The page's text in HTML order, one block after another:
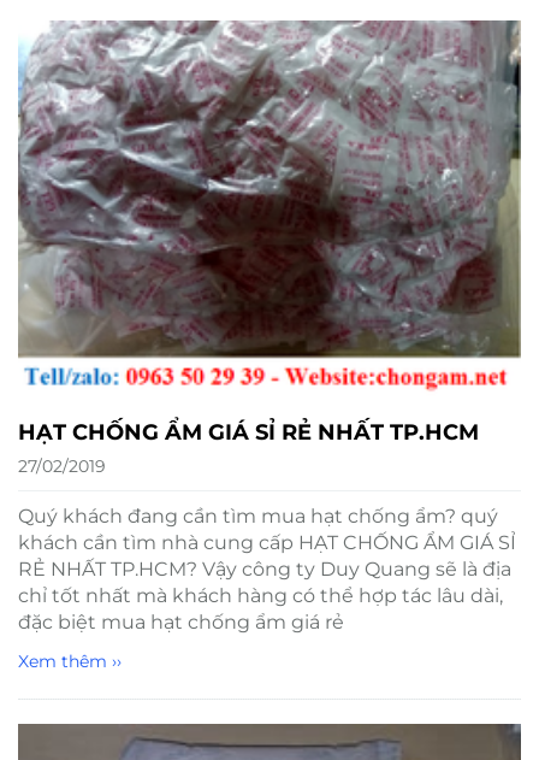
HẠT CHỐNG ẨM GIÁ SỈ RẺ NHẤT TP.HCM
27/02/2019
Quý khách đang cần tìm mua hạt chống ẩm? quý
khách cần tìm nhà cung cấp HẠT CHỐNG ẨM GIÁ SỈ
RẺ NHẤT TP.HCM? Vậy công ty Duy Quang sẽ là địa
chỉ tốt nhất mà khách hàng có thể hợp tác lâu dài,
đặc biệt mua hạt chống ẩm giá rẻ
Xem thêm ››